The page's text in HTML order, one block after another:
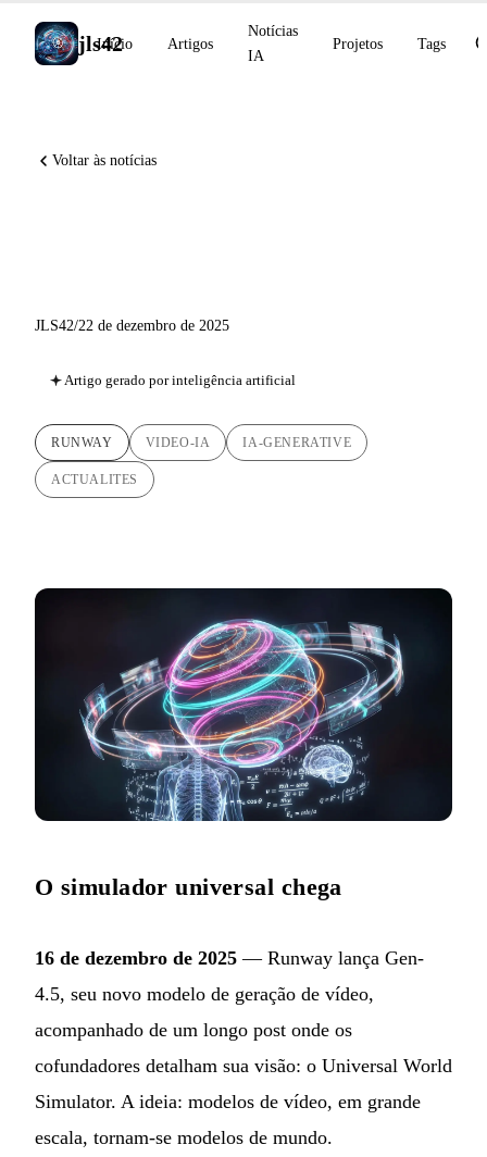
jls42
Início Artigos
Notícias
IA
Projetos Tags
Voltar às notícias
JLS42/22 de dezembro de 2025
Artigo gerado por inteligência artificial
RUNWAY VIDEO-IA IA-GENERATIVE
ACTUALITES
O simulador universal chega
16 de dezembro de 2025 — Runway lança Gen-
4.5, seu novo modelo de geração de vídeo,
acompanhado de um longo post onde os
cofundadores detalham sua visão: o Universal World
Simulator. A ideia: modelos de vídeo, em grande
escala, tornam-se modelos de mundo.